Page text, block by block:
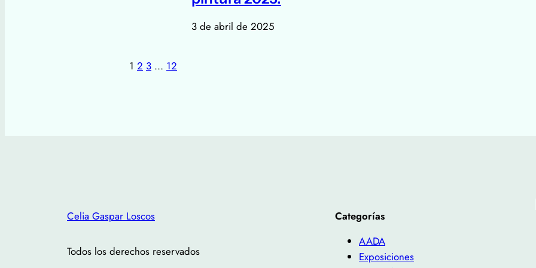
3 de abril de 2025
1 2 3 … 12
Celia Gaspar Loscos
Todos los derechos reservados
Categorías
AADA
Exposiciones